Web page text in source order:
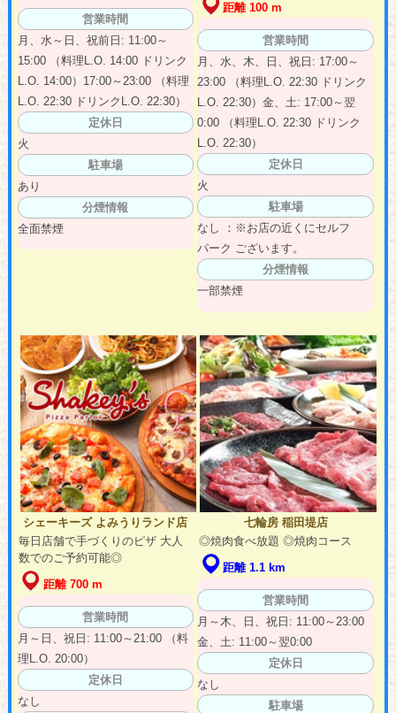
営業時間
月、水～日、祝前日: 11:00～
15:00 （料理L.O. 14:00 ドリンク
L.O. 14:00）17:00～23:00 （料理
L.O. 22:30 ドリンクL.O. 22:30）
定休日
火
駐車場
あり
分煙情報
全面禁煙
距離 100 m
営業時間
月、水、木、日、祝日: 17:00～
23:00 （料理L.O. 22:30 ドリンク
L.O. 22:30）金、土: 17:00～翌
0:00 （料理L.O. 22:30 ドリンク
L.O. 22:30）
定休日
火
駐車場
なし ：※お店の近くにセルフ
パーク ございます。
分煙情報
一部禁煙
シェーキーズ よみうりランド店
毎日店舗で手づくりのピザ 大人
数でのご予約可能◎
距離 700 m
営業時間
月～日、祝日: 11:00～21:00 （料
理L.O. 20:00）
定休日
なし
七輪房 稲田堤店
◎焼肉食べ放題 ◎焼肉コース
距離 1.1 km
営業時間
月～木、日、祝日: 11:00～23:00
金、土: 11:00～翌0:00
定休日
なし
駐車場